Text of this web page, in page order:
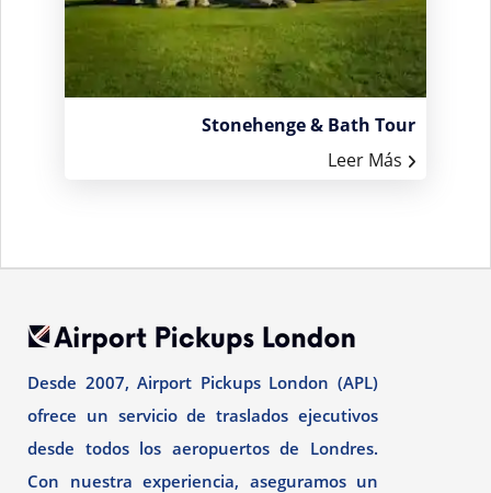
Stonehenge & Bath Tour
Leer Más
Desde 2007, Airport Pickups London (APL)
ofrece un servicio de traslados ejecutivos
desde todos los aeropuertos de Londres.
Con nuestra experiencia, aseguramos un